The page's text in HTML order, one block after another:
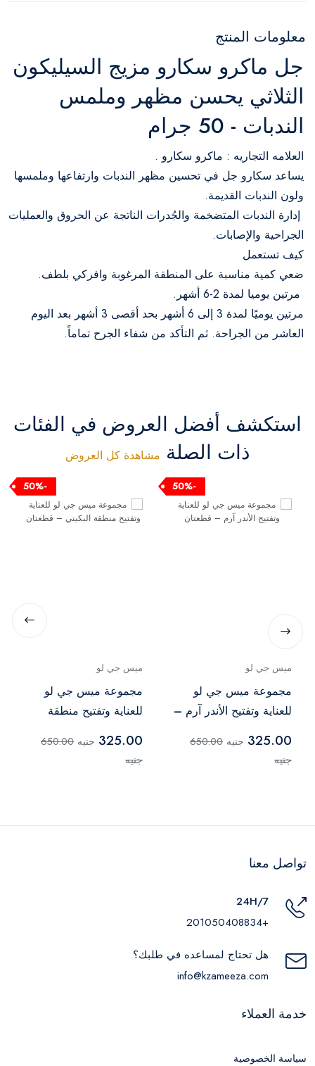
معلومات المنتج
جل ماكرو سكارو مزيج السيليكون
الثلاثي يحسن مظهر وملمس
الندبات - 50 جرام
العلامه التجاريه : ماكرو سكارو .
يساعد سكارو جل في تحسين مظهر الندبات وارتفاعها وملمسها
ولون الندبات القديمة.
إدارة الندبات المتضخمة والجُدرات الناتجة عن الحروق والعمليات
الجراحية والإصابات.
كيف تستعمل
ضعي كمية مناسبة على المنطقة المرغوبة وافركي بلطف.
مرتين يوميا لمدة 2-6 أشهر.
مرتين يوميًا لمدة 3 إلى 6 أشهر بحد أقصى 3 أشهر بعد اليوم
العاشر من الجراحة. ثم التأكد من شفاء الجرح تماماً.
استكشف أفضل العروض في الفئات
ذات الصلة مشاهدة كل العروض
-50%
ميس جي لو
مجموعة ميس جي لو
للعناية وتفتيح الأندر آرم –
325.00 جنيه 650.00
جنيه
-50%
ميس جي لو
مجموعة ميس جي لو
للعناية وتفتيح منطقة
325.00 جنيه 650.00
جنيه
تواصل معنا
24H/7
+201050408834
هل تحتاج لمساعده في طلبك؟
info@kzameeza.com
خدمة العملاء
سياسة الخصوصية